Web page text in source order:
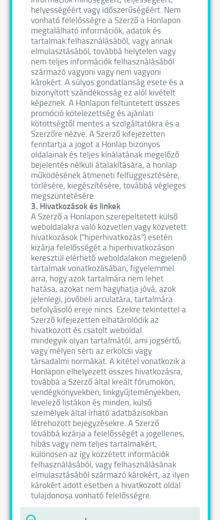
helyességéért vagy időszerűségéért. Nem
vonható felelősségre a Szerző a Honlapon
megtalálható információk, adatok és
tartalmak felhasználásából, vagy annak
elmulasztásából, továbbá helytelen vagy
nem teljes információk felhasználásából
származó vagyoni vagy nem vagyoni
károkért. A súlyos gondatlanság esete és a
bizonyított szándékosság ez alól kivételt
képeznek. A Honlapon feltüntetett összes
promóció kötelezettség és ajánlati
kötöttségtől mentes a szolgáltatókra és a
Szerzőre nézve. A Szerző kifejezetten
fenntartja a jogot a Honlap bizonyos
oldalainak és teljes kínálatának megelőző
bejelentés nélküli átalakítására, a honlap
működésének átmeneti felfüggesztésére,
törlésére, kiegészítésére, továbbá végleges
megszüntetésére.
3. Hivatkozások és linkek
A Szerző a Honlapon szerepeltetett külső
weboldalakra való közvetlen vagy közvetett
hivatkozások ("hiperhivatkozás") esetén
kizárja felelősségét a hiperhivatkozáson
keresztül elérhető weboldalakon megjelenő
tartalmak vonatkozásában, figyelemmel
arra, hogy azok tartalmára nem lehet
hatása, azokat nem hagyhatja jóvá, azok
jelenlegi, jövőbeli arculatára, tartalmára
befolyásoló ereje nincs. Ezekre tekintettel a
Szerző kifejezetten elhatárolódik az
hivatkozott és csatolt weboldal
mindegyik olyan tartalmától, ami jogsértő,
vagy mélyen sérti az erkölcsi vagy
társadalmi normákat. A kitétel vonatkozik a
Honlapon elhelyezett összes hivatkozásra,
továbbá a Szerző által kreált fórumokon,
vendégkönyvekben, linkgyűjteményekben,
levelező listákon és minden, külső
személyek által írható adatbázisokban
létrehozott bejegyzésekre. A Szerző
továbbá kizárja a felelősségét a jogellenes,
hibás vagy nem teljes tartalmakért,
különösen az így közzétett információk
felhasználásából, vagy felhasználásának
elmulasztásából származó károkért, az ilyen
károkért adott esetben a hivatkozott oldal
tulajdonosa vonható felelősségre.